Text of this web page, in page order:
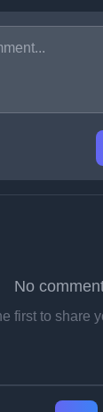
No
first to share